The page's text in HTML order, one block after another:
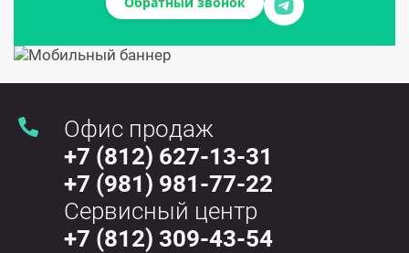
Офис продаж
+7 (812) 627-13-31
+7 (981) 981-77-22
Сервисный центр
+7 (812) 309-43-54